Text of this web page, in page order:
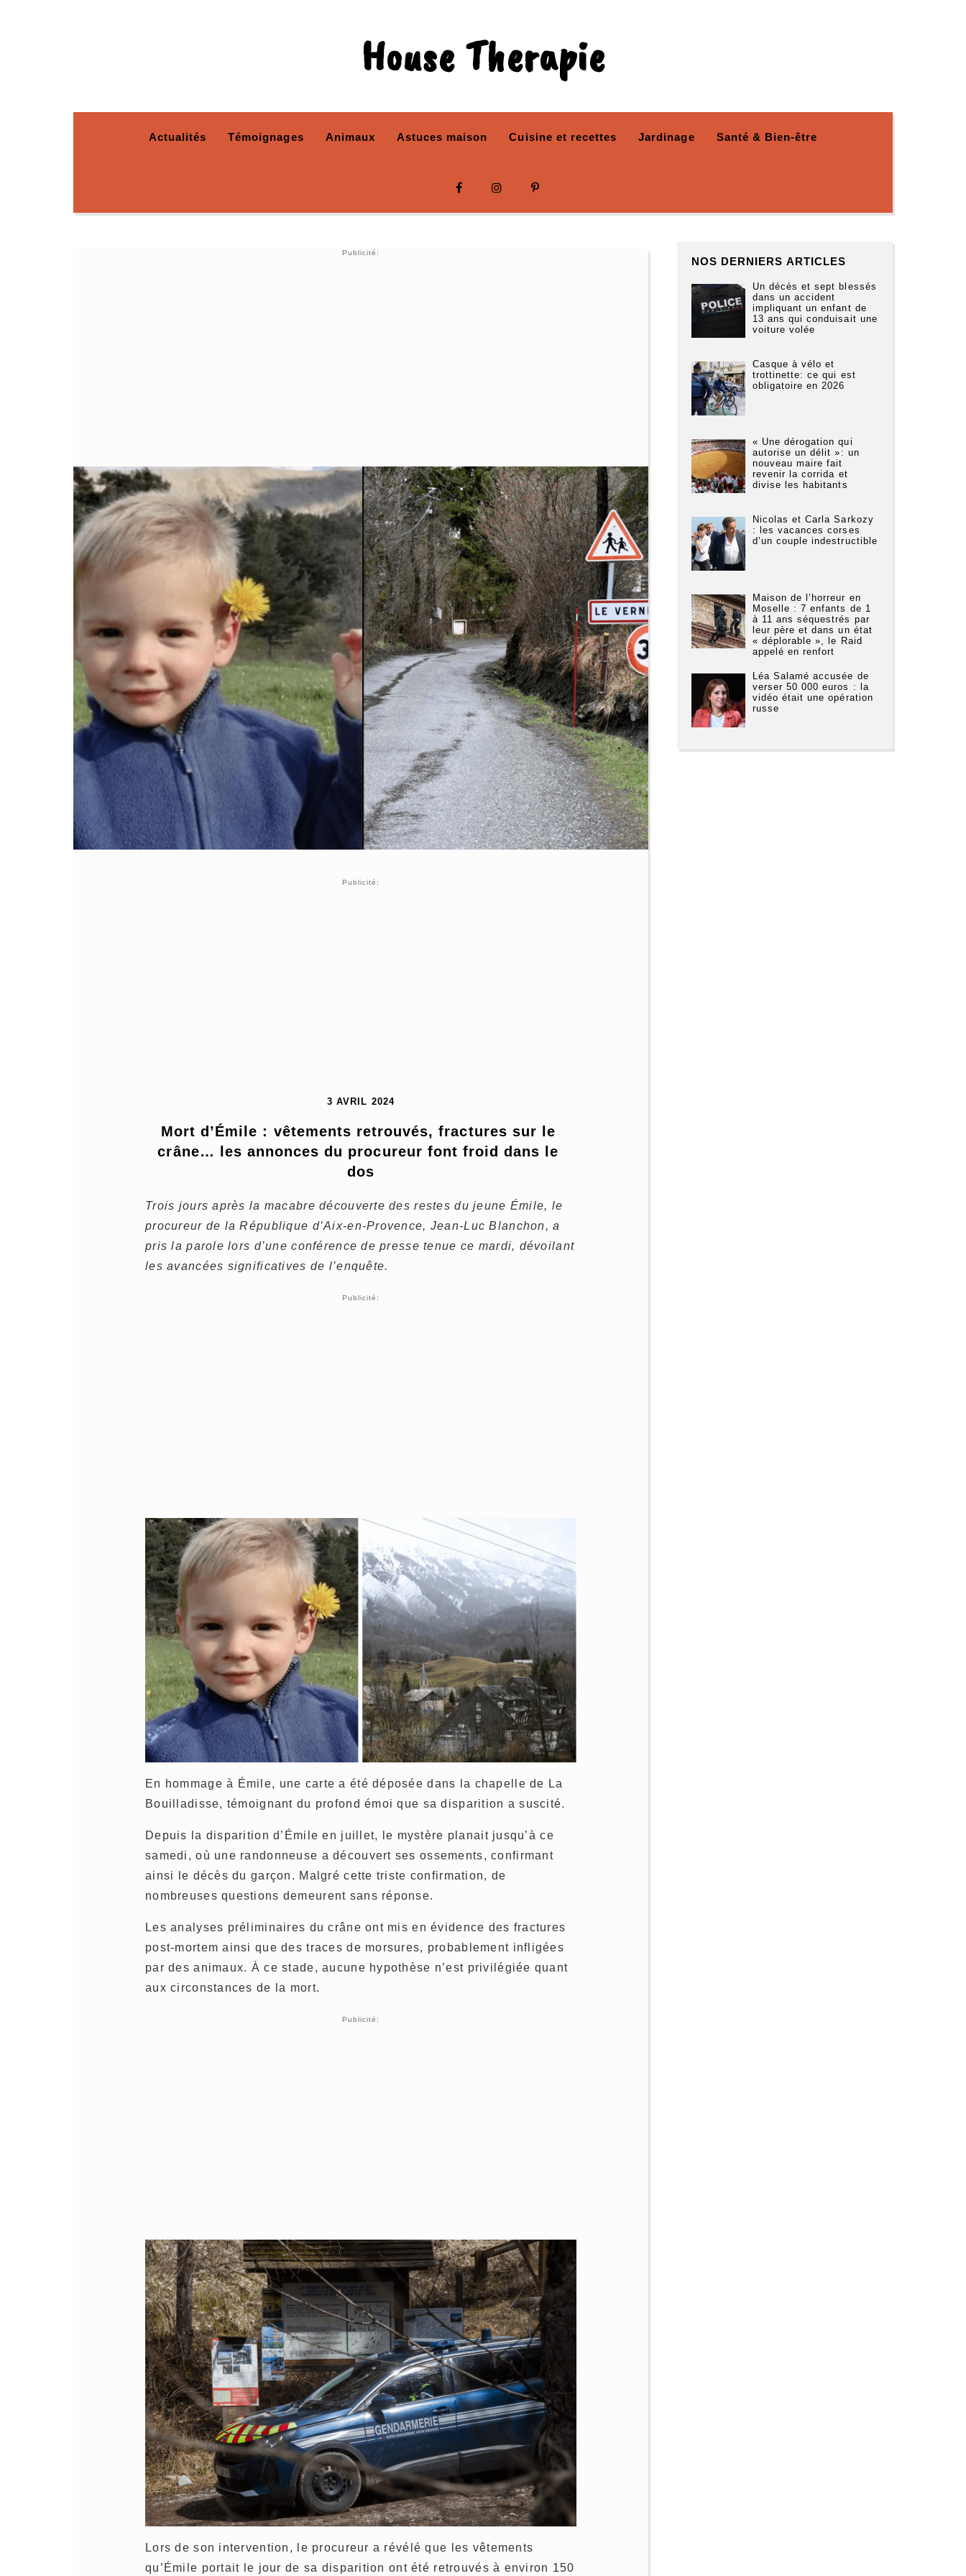
House Therapie
Actualités Témoignages Animaux Astuces maison Cuisine et recettes Jardinage Santé & Bien-être
Publicité:
Publicité:
3 AVRIL 2024
Mort d’Émile : vêtements retrouvés, fractures sur le
crâne… les annonces du procureur font froid dans le
dos
Trois jours après la macabre découverte des restes du jeune Émile, le
procureur de la République d’Aix-en-Provence, Jean-Luc Blanchon, a
pris la parole lors d’une conférence de presse tenue ce mardi, dévoilant
les avancées significatives de l’enquête.
Publicité:
En hommage à Émile, une carte a été déposée dans la chapelle de La
Bouilladisse, témoignant du profond émoi que sa disparition a suscité.
Depuis la disparition d’Émile en juillet, le mystère planait jusqu’à ce
samedi, où une randonneuse a découvert ses ossements, confirmant
ainsi le décès du garçon. Malgré cette triste confirmation, de
nombreuses questions demeurent sans réponse.
Les analyses préliminaires du crâne ont mis en évidence des fractures
post-mortem ainsi que des traces de morsures, probablement infligées
par des animaux. À ce stade, aucune hypothèse n’est privilégiée quant
aux circonstances de la mort.
Publicité:
Lors de son intervention, le procureur a révélé que les vêtements
qu’Émile portait le jour de sa disparition ont été retrouvés à environ 150
NOS DERNIERS ARTICLES
Un décès et sept blessés
dans un accident
impliquant un enfant de
13 ans qui conduisait une
voiture volée
Casque à vélo et
trottinette: ce qui est
obligatoire en 2026
« Une dérogation qui
autorise un délit »: un
nouveau maire fait
revenir la corrida et
divise les habitants
Nicolas et Carla Sarkozy
: les vacances corses
d’un couple indestructible
Maison de l’horreur en
Moselle : 7 enfants de 1
à 11 ans séquestrés par
leur père et dans un état
« déplorable », le Raid
appelé en renfort
Léa Salamé accusée de
verser 50 000 euros : la
vidéo était une opération
russe